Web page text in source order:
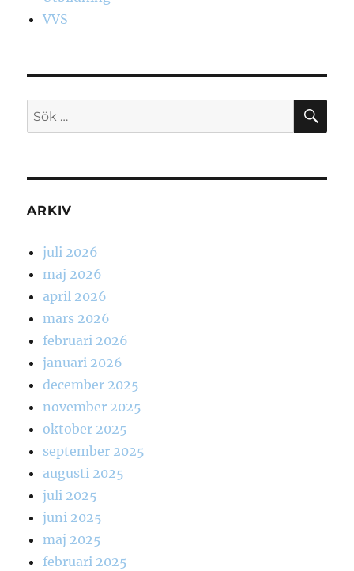
VVS
Sök
efter:
ARKIV
juli 2026
maj 2026
april 2026
mars 2026
februari 2026
januari 2026
december 2025
november 2025
oktober 2025
september 2025
augusti 2025
juli 2025
juni 2025
maj 2025
februari 2025